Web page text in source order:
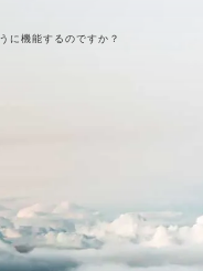
に機能するのですか？